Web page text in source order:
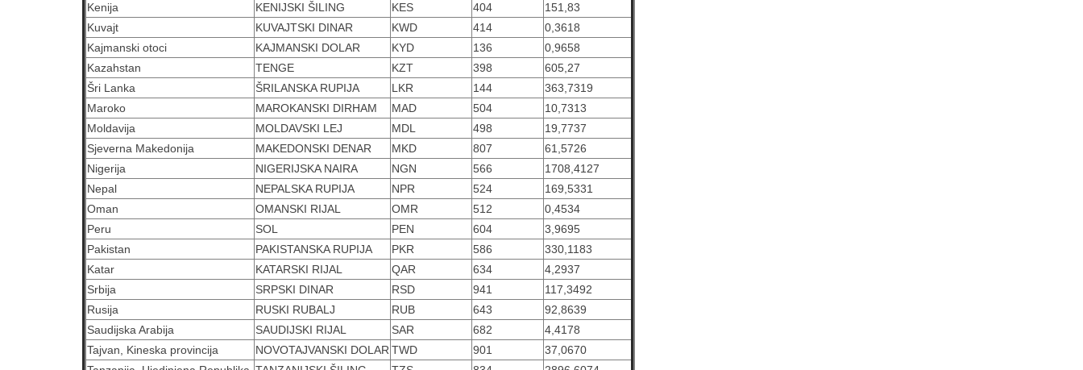
Kenija
KENIJSKI ŠILING KES 404
151,83
Kuvajt
KUVAJTSKI DINAR KWD 414
0,3618
Kajmanski otoci
KAJMANSKI DOLAR KYD 136
0,9658
Kazahstan
TENGE KZT 398
605,27
Šri Lanka
ŠRILANSKA RUPIJA LKR 144
363,7319
Maroko
MAROKANSKI DIRHAM MAD 504
10,7313
Moldavija
MOLDAVSKI LEJ MDL 498
19,7737
Sjeverna Makedonija
MAKEDONSKI DENAR MKD 807
61,5726
Nigerija
NIGERIJSKA NAIRA NGN 566
1708,4127
Nepal
NEPALSKA RUPIJA NPR 524
169,5331
Oman
OMANSKI RIJAL OMR 512
0,4534
Peru
SOL PEN 604
3,9695
Pakistan
PAKISTANSKA RUPIJA PKR 586
330,1183
Katar
KATARSKI RIJAL QAR 634
4,2937
Srbija
SRPSKI DINAR RSD 941
117,3492
Rusija
RUSKI RUBALJ RUB 643
92,8639
Saudijska Arabija
SAUDIJSKI RIJAL SAR 682
4,4178
Tajvan, Kineska provincija
NOVOTAJVANSKI DOLAR TWD 901
37,0670